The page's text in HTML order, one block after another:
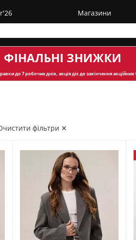
Магазини
ФІНАЛЬНІ ЗНИЖКИ
до 7 робочих днів, акція діє до закінчення акційних
фільтри ✕